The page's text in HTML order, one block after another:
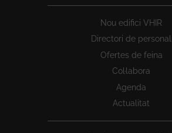
Nou edifici VHIR
Directori de personal
Ofertes de feina
Col·labora
Agenda
Actualitat